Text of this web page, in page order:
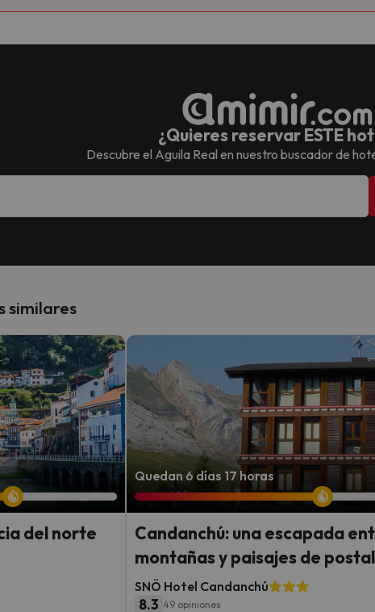
¿Quieres reservar ESTE
Descubre el Aguila Real en nuestro buscador de
similares
del norte
Quedan 6 días 17 horas
Candanchú: una escapada
montañas y paisajes de postal
SNÖ Hotel Candanchú
8.3 49 opiniones